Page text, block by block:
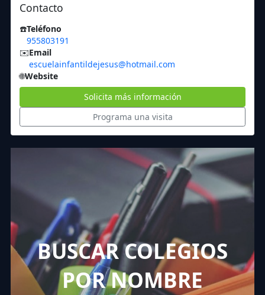
Contacto
☎️Teléfono
955803191
✉️Email
escuelainfantildejesus@hotmail.com
🌐Website
Solicita más información
Programa una visita
BUSCAR COLEGIOS
POR NOMBRE